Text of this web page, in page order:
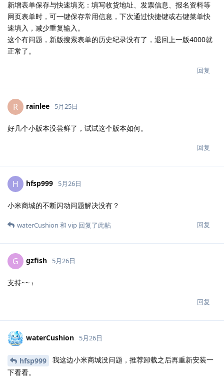
新增表单保存与快速填充：填写收货地址、发票信息、报名资料等
网页表单时，可一键保存常用信息，下次通过快捷键或右键菜单快
速填入，减少重复输入。
这个有问题，新版搜索表单的历史纪录没有了，退回上一版4000就
正常了。
回复
R rainlee 5月25日
好几个小版本没尝鲜了，试试这个版本如何。
回复
H hfsp999 5月26日
小米商城的不断闪动问题解决没有？
回复
waterCushion 和 vip 回复了此帖
G gzfish 5月26日
支持~~ ！
回复
waterCushion 5月26日
hfsp999
我这边小米商城没问题，推荐卸载之后再重新安装一
下看看。